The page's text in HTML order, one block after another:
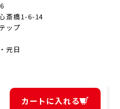
斎橋1-6-14
ップ
元日
Rights Reserved.
カートに入れる